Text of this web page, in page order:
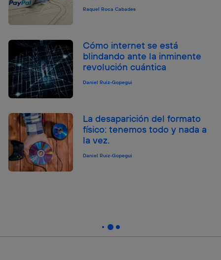
Raquel Roca Cabades
Cómo internet se está
blindando ante la inminente
revolución cuántica
Daniel Ruiz-Gopegui
La desaparición del formato
físico: tenemos todo y nada a
la vez.
Daniel Ruiz-Gopegui